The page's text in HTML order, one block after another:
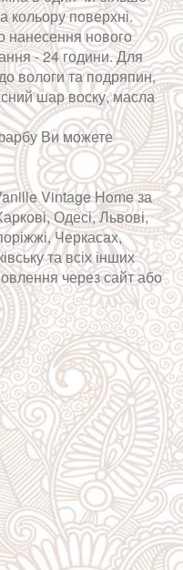
кольору поверхні.
нанесення нового
- 24 години. Для
вологи та подряпин,
шар воску, масла
Ви можете
Vintage Home за
Одесі, Львові,
Черкасах,
та всіх інших
через сайт або